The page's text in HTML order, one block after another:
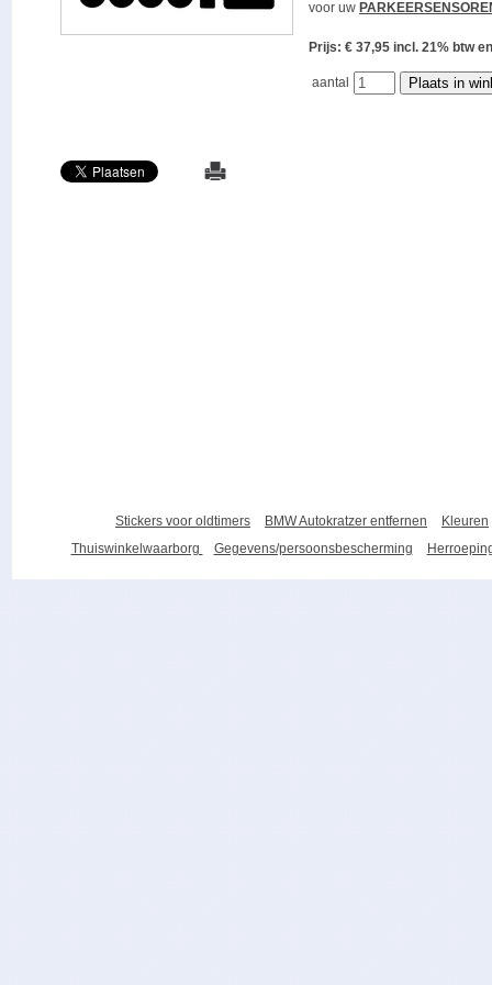
voor uw
Prijs: € 37,95 incl. 21% btw
aantal
Stickers voor oldtimers BMW Autokratzer entfernen
Kleuren
Thuiswinkelwaarborg
Gegevens/persoonsbescherming